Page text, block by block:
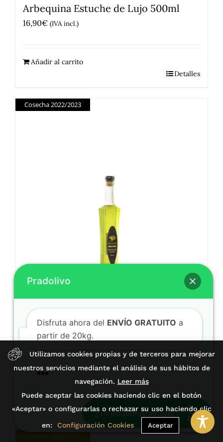
Arbequina Estuche de Lujo 500ml
16,90€ (IVA incl.)
Añadir al carrito
Detalles
Cosecha 2022/2023
AOVE Pradolivo Cosecha Temprana
Picual Esmeralda 100ml
3,90€ (IVA incl.)
Detalles
Cosecha 2025/2026
Utilizamos cookies propias y de terceros para mejorar
nuestros servicios mediante el análisis de sus hábitos de
navegación. Leer más
Puede aceptar las cookies haciendo clic en el botón
«Aceptar» o configurarlas o rechazar su uso haciendo clic
en: Configuración Cookies Aceptar
Disfruta ahora delENVÍO GRATUITOa
🎁 Aprovecha nuestrosDESCUENTOS%
🎁
¡Compra ahora!
Si necesitas ayuda, escríbenos 👇
¿Te podemos ayudar?